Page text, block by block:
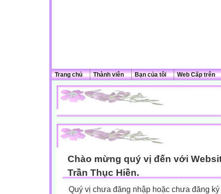
Trang chủ Thành viên Bạn của tôi Web Cấp trên
Chào mừng quý vị đến với
Trần Thục Hiền.
Quý vị chưa đăng nhập hoặc chưa đăng